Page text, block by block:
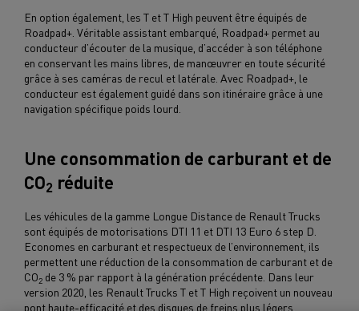
En option également, les T et T High peuvent être équipés de
Roadpad+. Véritable assistant embarqué, Roadpad+ permet au
conducteur d’écouter de la musique, d’accéder à son téléphone
en conservant les mains libres, de manœuvrer en toute sécurité
grâce à ses caméras de recul et latérale. Avec Roadpad+, le
conducteur est également guidé dans son itinéraire grâce à une
navigation spécifique poids lourd.
Une consommation de carburant et de
CO2 réduite
Les véhicules de la gamme Longue Distance de Renault Trucks
sont équipés de motorisations DTI 11 et DTI 13 Euro 6 step D.
Economes en carburant et respectueux de l’environnement, ils
permettent une réduction de la consommation de carburant et de
CO2 de 3 % par rapport à la génération précédente. Dans leur
version 2020, les Renault Trucks T et T High reçoivent un nouveau
pont haute-efficacité et des disques de freins plus légers,